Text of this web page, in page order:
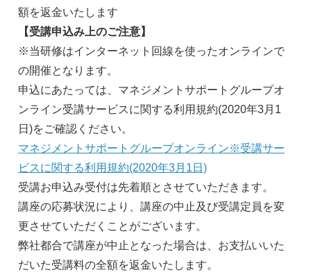
額を返金いたします
【受講申込み上のご注意】
※当研修はインターネット回線を使ったオンラインで
の開催となります。
申込にあたっては、マネジメントサポートグループオ
ンライン受講サービスに関する利用規約(2020年3月1
日)をご確認ください。
マネジメントサポートグループオンライン※受講サー
ビスに関する利用規約(2020年3月1日)
受講お申込み受付は先着順とさせていただきます。
講座の応募状況により、講座の中止及び受講定員を変
更させていただくことがございます。
弊社都合で講座が中止となった場合は、お支払いいた
だいた受講料の全額を返金いたします。